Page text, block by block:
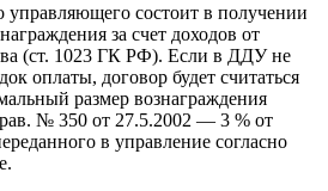
управляющего состоит в получении
за счет доходов от
(ст. 1023 ГК РФ). Если в ДДУ не
оплаты, договор будет считаться
размер вознаграждения
№ 350 от 27.5.2002 — 3 % от
в управление согласно